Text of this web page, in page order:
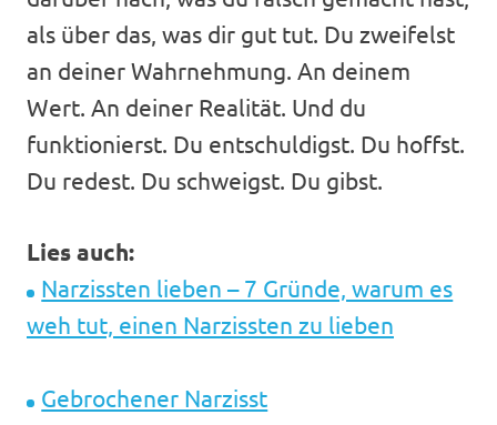
als über das, was dir gut tut. Du zweifelst
an deiner Wahrnehmung. An deinem
Wert. An deiner Realität. Und du
funktionierst. Du entschuldigst. Du hoffst.
Du redest. Du schweigst. Du gibst.
Lies auch:
Narzissten lieben – 7 Gründe, warum es
weh tut, einen Narzissten zu lieben
Gebrochener Narzisst